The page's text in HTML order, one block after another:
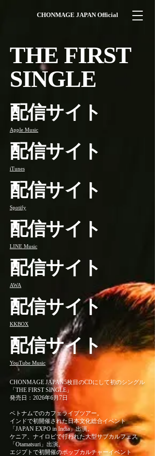
CHONMAGE JAPAN Official
THE FIRST
SINGLE
配信サイト
Apple Music
配信サイト
iTunes
配信サイト
Spotify
配信サイト
LINE Music
配信サイト
AWA
配信サイト
KKBOX
配信サイト
YouTube Music
CHONMAGE JAPAN5枚目のCDにして初のシングル
「THE FIRST SINGLE」
発売日：2026年6月7日
ベトナムでのカフェライブツアー。
インドで初開催された日本文化総合イベント
「JAPAN EXPO in India」出演。
ケニア、ナイロビで行われた大型サブカルフェス
「Otamatsuri」出演。
エジプトで初開催のポップカルチャーイベント